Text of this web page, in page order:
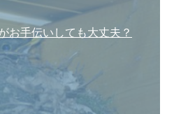
お手伝いしても大丈夫？